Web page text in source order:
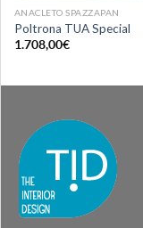
ANACLETO SPAZZAPAN
Poltrona TUA Special
1.708,00€